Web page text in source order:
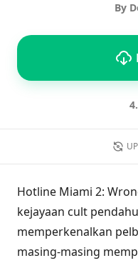
By
Hotline Miami 2:
kejayaan cult
memperkenalkan
masing-masing